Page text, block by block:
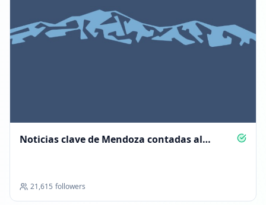
Noticias clave de Mendoza contadas al
21,615 followers